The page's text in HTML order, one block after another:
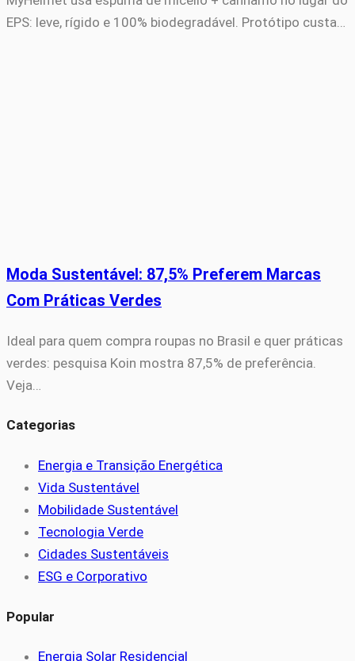
EPS: leve, rígido e 100% biodegradável. Protótipo custa…
Moda Sustentável: 87,5% Preferem Marcas
Com Práticas Verdes
Ideal para quem compra roupas no Brasil e quer práticas
verdes: pesquisa Koin mostra 87,5% de preferência.
Veja…
Categorias
Energia e Transição Energética
Vida Sustentável
Mobilidade Sustentável
Tecnologia Verde
Cidades Sustentáveis
ESG e Corporativo
Popular
Energia Solar Residencial